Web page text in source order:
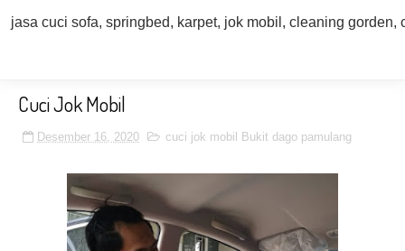
jasa cuci sofa, springbed, karpet, jok mobil, cleaning gorden,
Cuci Jok Mobil
Desember 16, 2020 cuci jok mobil Bukit dago pamulang